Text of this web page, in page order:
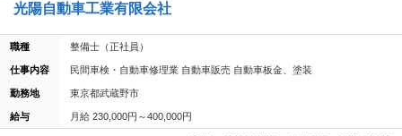
光陽自動車工業有限会社
職種 整備士（正社員）
仕事内容 民間車検・自動車修理業 自動車販売 自動車板金、塗装
勤務地 東京都武蔵野市
給与 月給 230,000円～400,000円